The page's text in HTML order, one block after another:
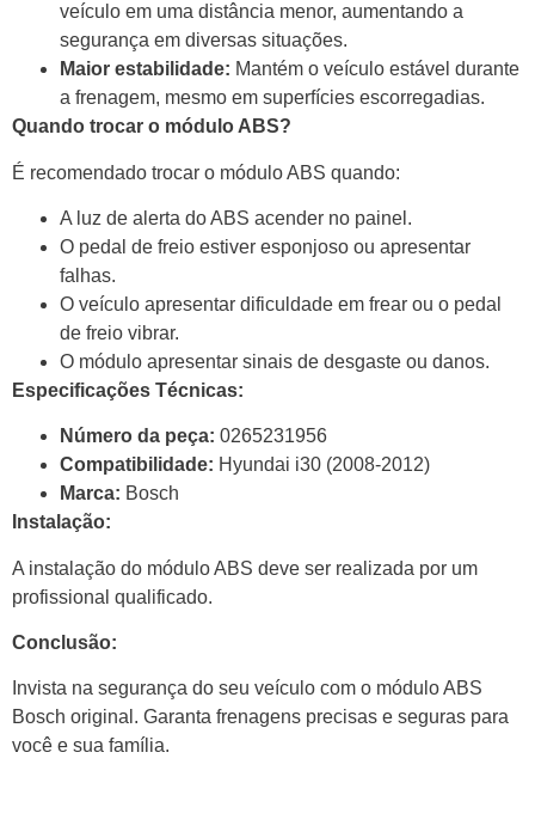
veículo em uma distância menor, aumentando a
segurança em diversas situações.
Maior estabilidade: Mantém o veículo estável durante
a frenagem, mesmo em superfícies escorregadias.
Quando trocar o módulo ABS?
É recomendado trocar o módulo ABS quando:
A luz de alerta do ABS acender no painel.
O pedal de freio estiver esponjoso ou apresentar
falhas.
O veículo apresentar dificuldade em frear ou o pedal
de freio vibrar.
O módulo apresentar sinais de desgaste ou danos.
Especificações Técnicas:
Número da peça: 0265231956
Compatibilidade: Hyundai i30 (2008-2012)
Marca: Bosch
Instalação:
A instalação do módulo ABS deve ser realizada por um
profissional qualificado.
Conclusão:
Invista na segurança do seu veículo com o módulo ABS
Bosch original. Garanta frenagens precisas e seguras para
você e sua família.